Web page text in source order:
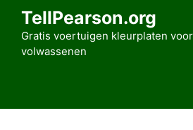
TellPearson.org
Gratis voertuigen kleurplaten
volwassenen